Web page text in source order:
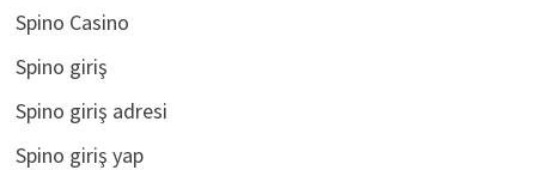
Spino Casino
Spino giriş
Spino giriş adresi
Spino giriş yap